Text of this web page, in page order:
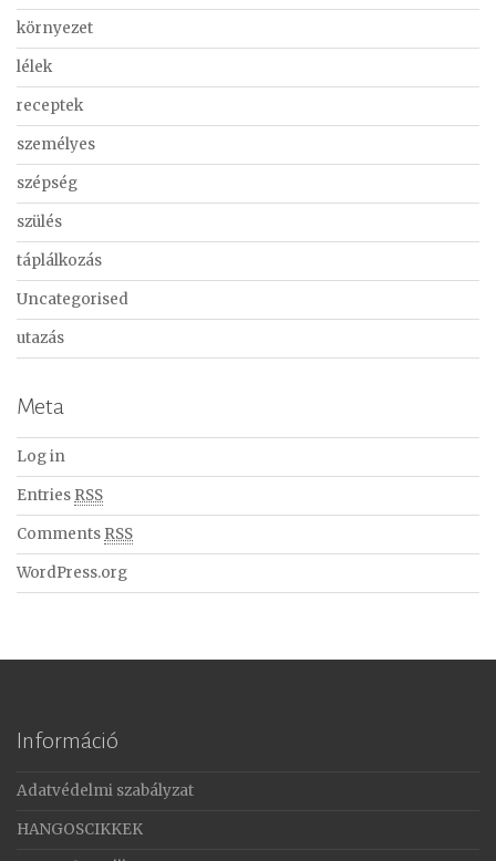
környezet
lélek
receptek
személyes
szépség
szülés
táplálkozás
Uncategorised
utazás
Meta
Log in
Entries RSS
Comments RSS
WordPress.org
Információ
Adatvédelmi szabályzat
HANGOSCIKKEK